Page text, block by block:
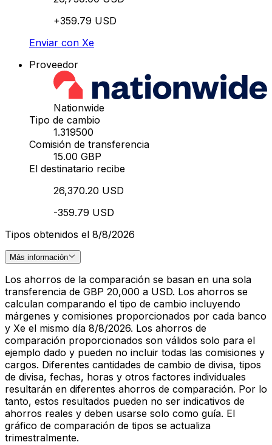
+359.79 USD
Enviar con Xe
Proveedor
Nationwide
Tipo de cambio
1.319500
Comisión de transferencia
15.00 GBP
El destinatario recibe
26,370.20 USD
-359.79 USD
Tipos obtenidos el 8/8/2026
Más información
Los ahorros de la comparación se basan en una sola
transferencia de GBP 20,000 a USD. Los ahorros se
calculan comparando el tipo de cambio incluyendo
márgenes y comisiones proporcionados por cada banco
y Xe el mismo día 8/8/2026. Los ahorros de
comparación proporcionados son válidos solo para el
ejemplo dado y pueden no incluir todas las comisiones y
cargos. Diferentes cantidades de cambio de divisa, tipos
de divisa, fechas, horas y otros factores individuales
resultarán en diferentes ahorros de comparación. Por lo
tanto, estos resultados pueden no ser indicativos de
ahorros reales y deben usarse solo como guía. El
gráfico de comparación de tipos se actualiza
trimestralmente.